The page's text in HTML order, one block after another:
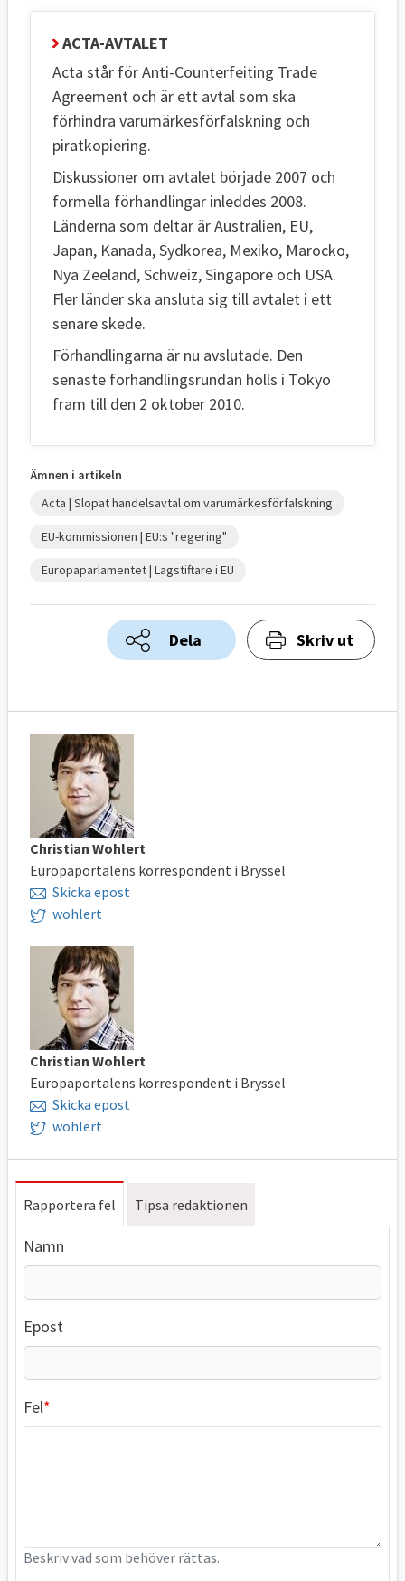
ACTA-AVTALET
Acta står för Anti-Counterfeiting Trade
Agreement och är ett avtal som ska
förhindra varumärkesförfalskning och
piratkopiering.
Diskussioner om avtalet började 2007 och
formella förhandlingar inleddes 2008.
Länderna som deltar är Australien, EU,
Japan, Kanada, Sydkorea, Mexiko, Marocko,
Nya Zeeland, Schweiz, Singapore och USA.
Fler länder ska ansluta sig till avtalet i ett
senare skede.
Förhandlingarna är nu avslutade. Den
senaste förhandlingsrundan hölls i Tokyo
fram till den 2 oktober 2010.
Ämnen i artikeln
Acta | Slopat handelsavtal om varumärkesförfalskning
EU-kommissionen | EU:s "regering"
Europaparlamentet | Lagstiftare i EU
Dela Skriv ut
Christian Wohlert
Europaportalens korrespondent i Bryssel
Skicka epost
wohlert
Christian Wohlert
Europaportalens korrespondent i Bryssel
Skicka epost
wohlert
Rapportera fel Tipsa redaktionen
Namn
Epost
Fel
Beskriv vad som behöver rättas.